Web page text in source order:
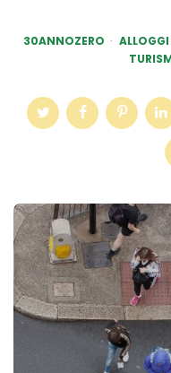
30ANNOZERO ALLOGGI
Post
navigation